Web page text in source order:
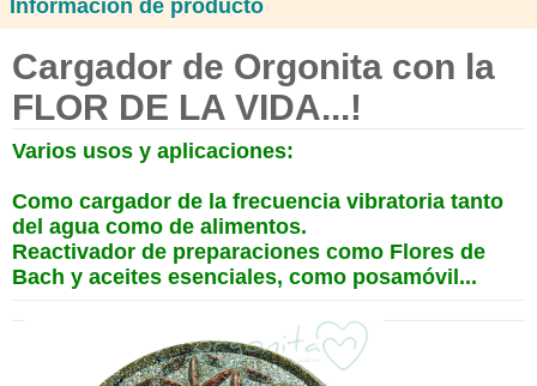
Información de producto
Cargador de Orgonita con la
FLOR DE LA VIDA...!
Varios usos y aplicaciones:
Como cargador de la frecuencia vibratoria tanto
del agua como de alimentos.
Reactivador de preparaciones como Flores de
Bach y aceites esenciales, como posamóvil...